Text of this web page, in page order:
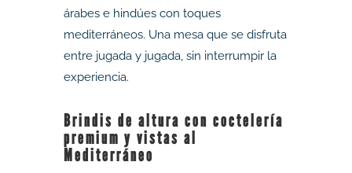
árabes e hindúes con toques
mediterráneos. Una mesa que se disfruta
entre jugada y jugada, sin interrumpir la
experiencia.
Brindis de altura con coctelería
premium y vistas al
Mediterráneo